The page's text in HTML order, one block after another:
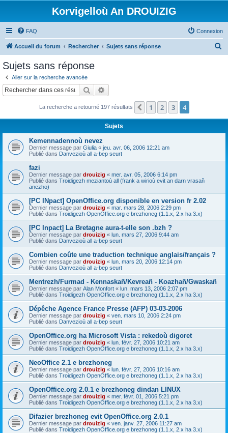
Korvigelloù An DROUIZIG
FAQ Connexion
Accueil du forum Rechercher Sujets sans réponse
c
Sujets sans réponse
Aller sur la recherche avancée
Rechercher
La recherche a retourné 197 résultats Précédent
1 2 3 4
Sujets
Kemennadennoù nevez
Dernier message par Giulia « jeu. avr. 06, 2006 12:21 am
Publié dans Danvezioù all a-bep seurt
fazi
Dernier message par drouizig « mer. avr. 05, 2006 6:14 pm
Publié dans Troidigezh meziantoù all (frank a wirioù evit an darn vrasañ
anezho)
[PC INpact] OpenOffice.org disponible en version fr 2.02
Dernier message par drouizig « mar. mars 28, 2006 2:29 pm
Publié dans Troidigezh OpenOffice.org e brezhoneg (1.1.x, 2.x ha 3.x)
[PC Inpact] La Bretagne aura-t-elle son .bzh ?
Dernier message par drouizig « lun. mars 27, 2006 9:44 am
Publié dans Danvezioù all a-bep seurt
Combien coûte une traduction technique anglais/français ?
Dernier message par drouizig « lun. mars 20, 2006 12:14 pm
Publié dans Danvezioù all a-bep seurt
Mentrezh/Furmad - Kennaskañ/Kevreañ - Koazhañ/Gwaskañ
Dernier message par Alan Monfort « lun. mars 13, 2006 2:07 pm
Publié dans Troidigezh OpenOffice.org e brezhoneg (1.1.x, 2.x ha 3.x)
Dépêche Agence France Presse (AFP) 03-03-2006
Dernier message par drouizig « ven. mars 10, 2006 2:24 pm
Publié dans Danvezioù all a-bep seurt
OpenOffice.org ha Microsoft Vista : rekedoù digoret
Dernier message par drouizig « lun. févr. 27, 2006 10:21 am
Publié dans Troidigezh OpenOffice.org e brezhoneg (1.1.x, 2.x ha 3.x)
NeoOffice 2.1 e brezhoneg
Dernier message par drouizig « lun. févr. 27, 2006 10:16 am
Publié dans Troidigezh OpenOffice.org e brezhoneg (1.1.x, 2.x ha 3.x)
OpenOffice.org 2.0.1 e brezhoneg dindan LINUX
Dernier message par drouizig « mer. févr. 01, 2006 5:21 pm
Publié dans Troidigezh OpenOffice.org e brezhoneg (1.1.x, 2.x ha 3.x)
Difazier brezhoneg evit OpenOffice.org 2.0.1
Dernier message par drouizig « ven. janv. 27, 2006 11:27 am
Publié dans Troidigezh OpenOffice.org e brezhoneg (1.1.x, 2.x ha 3.x)